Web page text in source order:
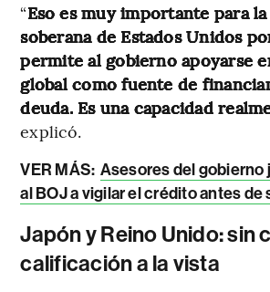
“Eso es muy importante para
soberana de Estados Unidos
permite al gobierno apoyarse
global como fuente de
deuda. Es una capacidad
explicó.
VER MÁS: Asesores del gobierno
al BOJ a vigilar el crédito antes de
Japón y Reino Unido: sin
calificación a la vista